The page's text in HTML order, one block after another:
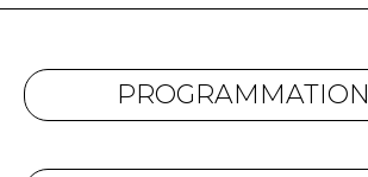
PROGRAMMATION